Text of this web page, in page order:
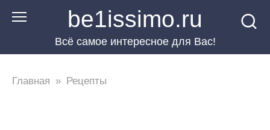
Перейти
be1issimo.ru
Всё самое интересное для Вас!
Главная » Рецепты